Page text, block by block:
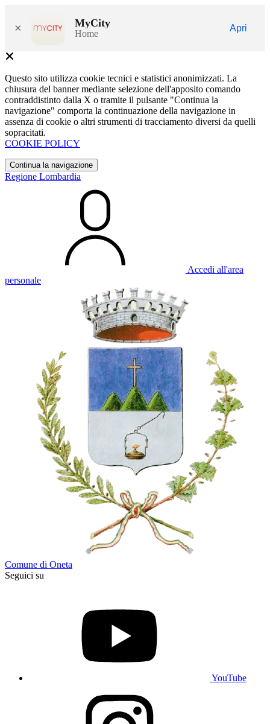
× MyCity
Home
Apri
Questo sito utilizza cookie tecnici e statistici anonimizzati. La
chiusura del banner mediante selezione dell'apposito comando
contraddistinto dalla X o tramite il pulsante "Continua la
navigazione" comporta la continuazione della navigazione in
assenza di cookie o altri strumenti di tracciamento diversi da quelli
sopracitati.
COOKIE POLICY
Continua la navigazione
Regione Lombardia
Accedi all'area
personale
Comune di Oneta
Seguici su
YouTube